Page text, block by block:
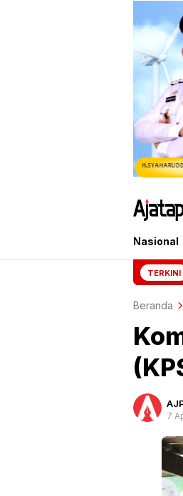
Nasional
TERKINI
Beranda
7